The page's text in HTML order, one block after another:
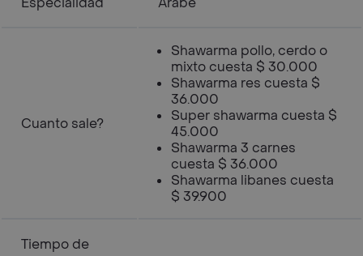
Cuanto sale?
Shawarma pollo, cerdo o
mixto cuesta $ 30.000
Shawarma res cuesta $
36.000
Super shawarma cuesta $
45.000
Shawarma 3 carnes
cuesta $ 36.000
Shawarma libanes cuesta
$ 39.900
Tiempo de